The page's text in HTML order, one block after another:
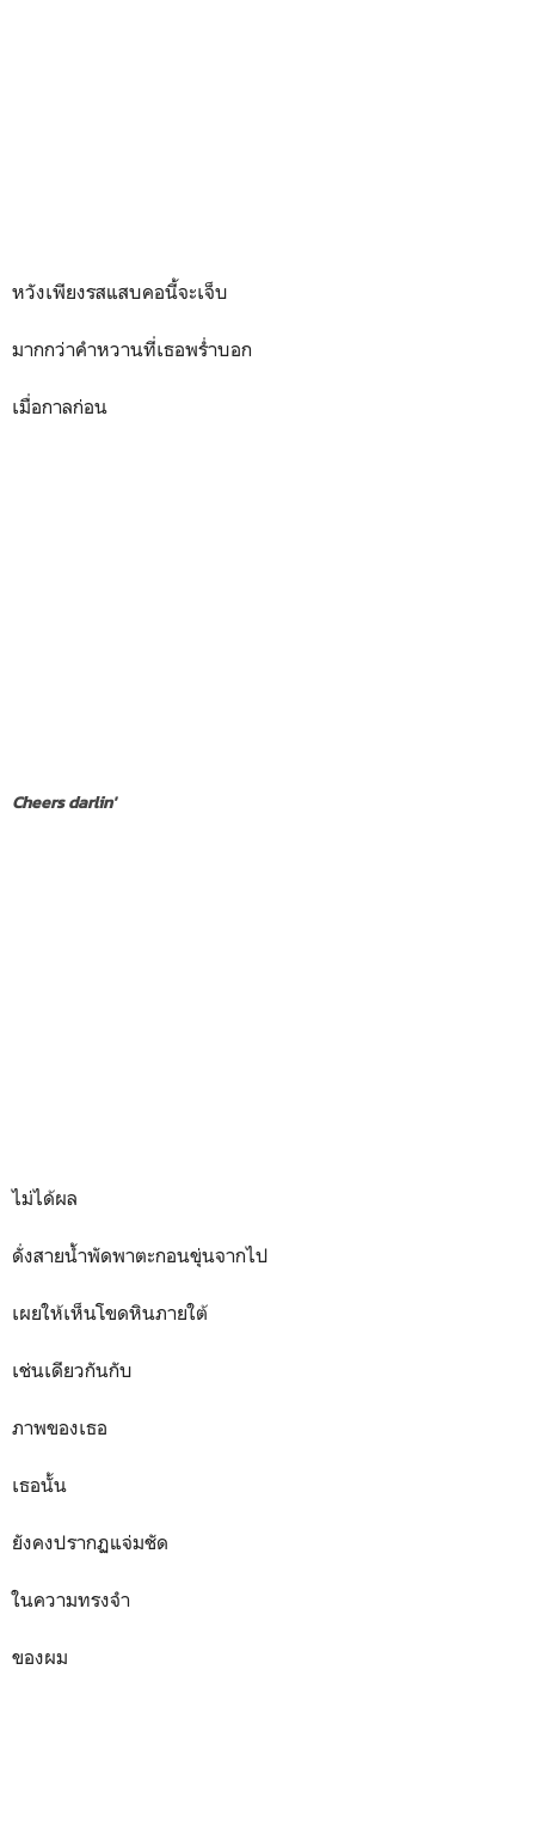
หวังเพียงรสแสบคอนี้จะเจ็บ
มากกว่าคำหวานที่เธอพร่ำบอก
เมื่อกาลก่อน
Cheers darlin'
ไม่ได้ผล
ดั่งสายน้ำพัดพาตะกอนขุ่นจากไป
เผยให้เห็นโขดหินภายใต้
เช่นเดียวกันกับ
ภาพของเธอ
เธอนั้น
ยังคงปรากฏแจ่มชัด
ในความทรงจำ
ของผม